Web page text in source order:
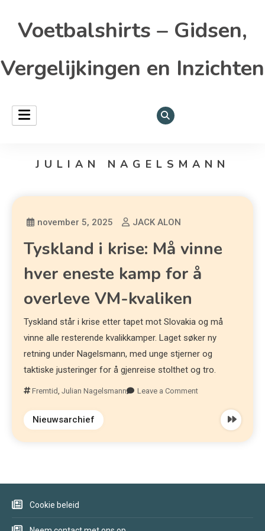
Voetbalshirts – Gidsen,
Vergelijkingen en Inzichten
JULIAN NAGELSMANN
november 5, 2025 JACK ALON
Tyskland i krise: Må vinne
hver eneste kamp for å
overleve VM-kvaliken
Tyskland står i krise etter tapet mot Slovakia og må
vinne alle resterende kvalikkamper. Laget søker ny
retning under Nagelsmann, med unge stjerner og
taktiske justeringer for å gjenreise stolthet og tro.
Fremtid,Julian Nagelsmann Leave a Comment
Nieuwsarchief
Cookie beleid